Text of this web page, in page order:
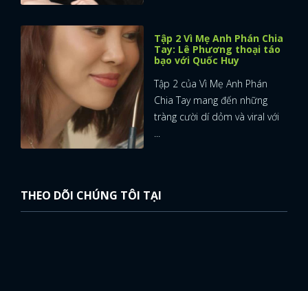
Tập 2 Vì Mẹ Anh Phán Chia
Tay: Lê Phương thoại táo
bạo với Quốc Huy
Tập 2 của Vì Mẹ Anh Phán
Chia Tay mang đến những
tràng cười dí dỏm và viral với
...
THEO DÕI CHÚNG TÔI TẠI